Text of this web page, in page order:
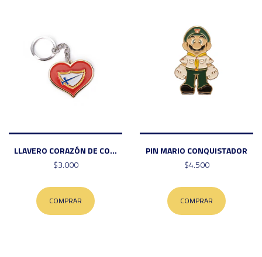
LLAVERO CORAZÓN DE CO...
$3.000
COMPRAR
PIN MARIO CONQUISTADOR
$4.500
COMPRAR